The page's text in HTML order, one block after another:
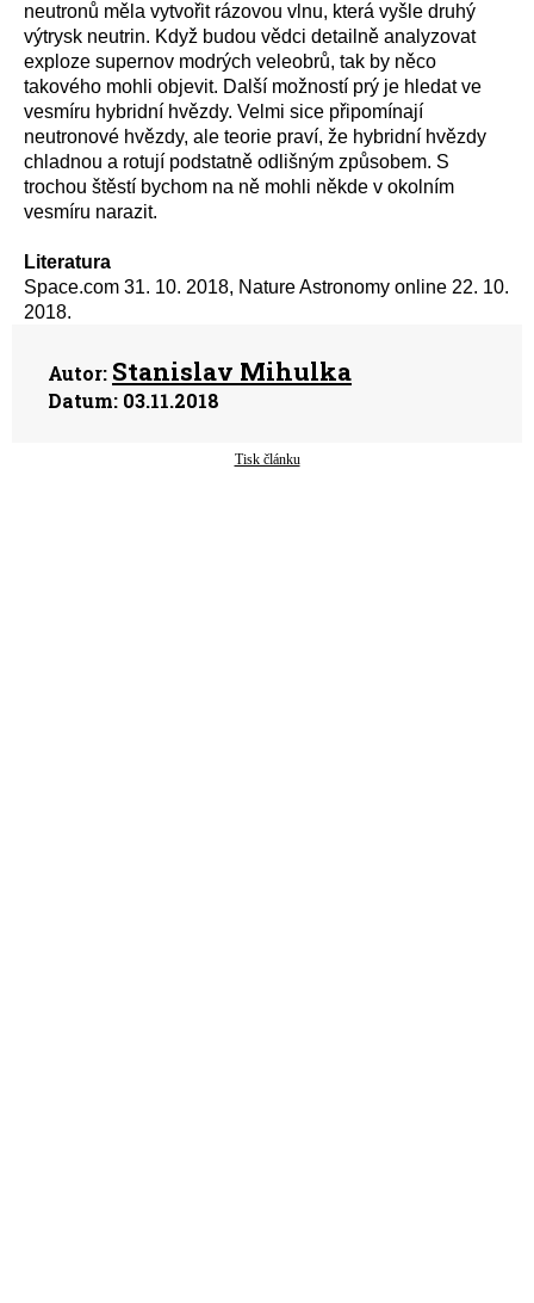
neutronů měla vytvořit rázovou vlnu, která vyšle druhý
výtrysk neutrin. Když budou vědci detailně analyzovat
exploze supernov modrých veleobrů, tak by něco
takového mohli objevit. Další možností prý je hledat ve
vesmíru hybridní hvězdy. Velmi sice připomínají
neutronové hvězdy, ale teorie praví, že hybridní hvězdy
chladnou a rotují podstatně odlišným způsobem. S
trochou štěstí bychom na ně mohli někde v okolním
vesmíru narazit.
Literatura
Space.com 31. 10. 2018, Nature Astronomy online 22. 10.
2018.
Autor: Stanislav Mihulka
Datum: 03.11.2018
Tisk článku